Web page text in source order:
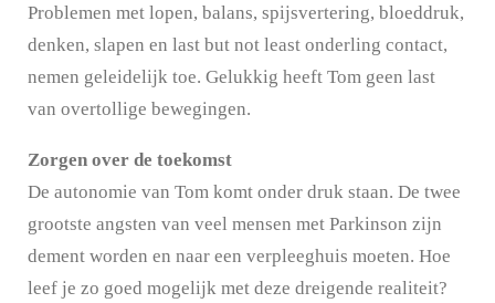
Problemen met lopen, balans, spijsvertering, bloeddruk,
denken, slapen en last but not least onderling contact,
nemen geleidelijk toe. Gelukkig heeft Tom geen last
van overtollige bewegingen.
Zorgen over de toekomst
De autonomie van Tom komt onder druk staan. De twee
grootste angsten van veel mensen met Parkinson zijn
dement worden en naar een verpleeghuis moeten. Hoe
leef je zo goed mogelijk met deze dreigende realiteit?